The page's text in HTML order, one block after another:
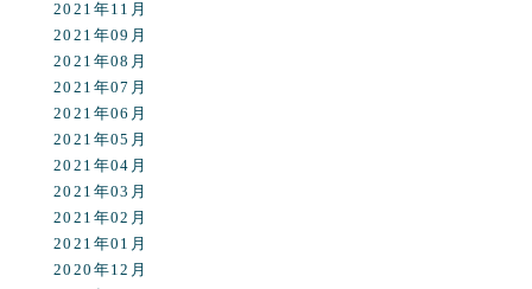
2021年11月
2021年09月
2021年08月
2021年07月
2021年06月
2021年05月
2021年04月
2021年03月
2021年02月
2021年01月
2020年12月